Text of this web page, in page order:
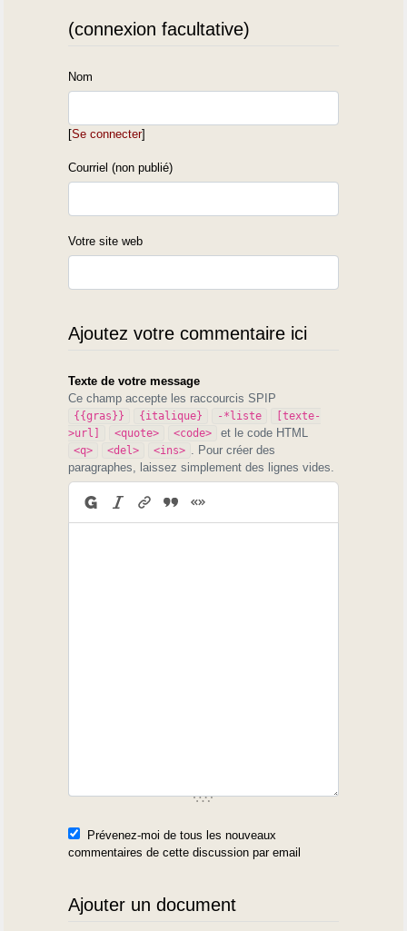
(connexion facultative)
Nom
[Se connecter]
Courriel (non publié)
Votre site web
Ajoutez votre commentaire ici
Texte de votre message
Ce champ accepte les raccourcis SPIP
{{gras}} {italique} -*liste
[texte-
>url]
<quote> <code> et le code HTML
<q> <del> <ins>
. Pour créer des
paragraphes, laissez simplement des lignes vides.
Prévenez-moi de tous les nouveaux
commentaires de cette discussion par email
Ajouter un document